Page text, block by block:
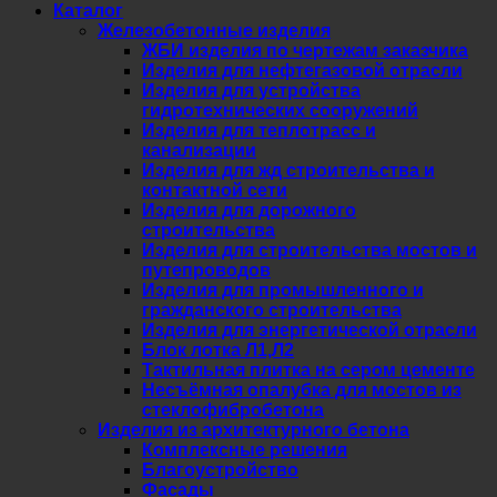
Каталог
Железобетонные изделия
ЖБИ изделия по чертежам заказчика
Изделия для нефтегазовой отрасли
Изделия для устройства
гидротехнических сооружений
Изделия для теплотрасс и
канализации
Изделия для жд строительства и
контактной сети
Изделия для дорожного
строительства
Изделия для строительства мостов и
путепроводов
Изделия для промышленного и
гражданского строительства
Изделия для энергетической отрасли
Блок лотка Л1,Л2
Тактильная плитка на сером цементе
Несъёмная опалубка для мостов из
стеклофибробетона
Изделия из архитектурного бетона
Комплексные решения
Благоустройство
Фасады